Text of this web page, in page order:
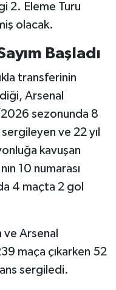
2. Eleme Turu
olacak.
Başladı
transferinin
Arsenal
sezonunda 8
ve 22 yıl
kavuşan
10 numarası
4 maçta 2 gol
ve Arsenal
maça çıkarken 52
sergiledi.